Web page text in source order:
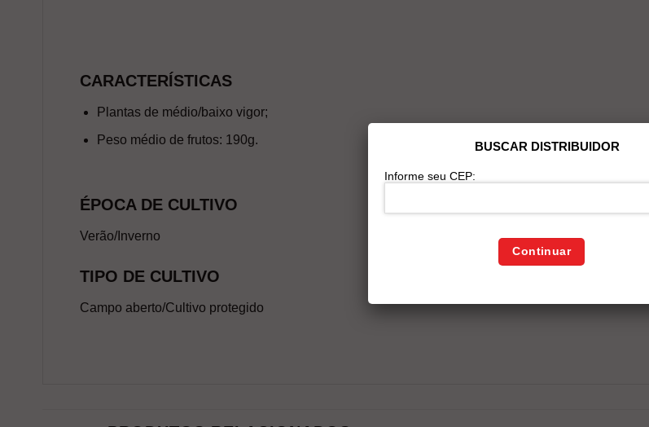
CARACTERÍSTICAS
Plantas de médio/baixo vigor;
Peso médio de frutos: 190g.
ÉPOCA DE CULTIVO
Verão/Inverno
TIPO DE CULTIVO
Campo aberto/Cultivo protegido
BUSCAR DISTRIBUIDOR
Informe seu CEP:
Continuar